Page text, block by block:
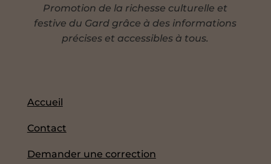
Promotion de la richesse culturelle et
festive du Gard grâce à des informations
précises et accessibles à tous.
Accueil
Contact
Demander une correction